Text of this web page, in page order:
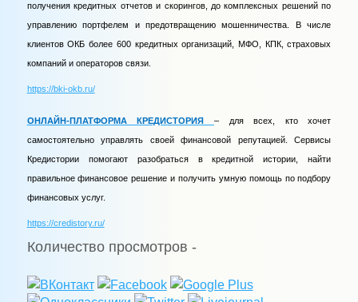
получения кредитных отчетов и скорингов, до комплексных решений по
управлению портфелем и предотвращению мошенничества. В числе
клиентов ОКБ более 600 кредитных организаций, МФО, КПК, страховых
компаний и операторов связи.
https://bki-okb.ru/
ОНЛАЙН-ПЛАТФОРМА КРЕДИСТОРИЯ – для всех, кто хочет
самостоятельно управлять своей финансовой репутацией. Сервисы
Кредистории помогают разобраться в кредитной истории, найти
правильное финансовое решение и получить умную помощь по подбору
финансовых услуг.
https://credistory.ru/
Количество просмотров -